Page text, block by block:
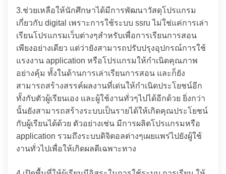
3.ช่วยเหลือให้นักศึกษาได้มีการพัฒนาวัสดุโปรแกรม
เกี่ยวกับ digital เพราะการใช้ระบบ ssru ไม่ใช่แค่การเล่า
เรียนโปรแกรมเว็บต่างๆสำหรับเพื่อการเรียนการสอน
เพียงอย่างเดียว แต่ว่ายังสามารถปรับปรุงอุปกรณ์การใช้
แรงงาน application หรือโปรแกรมให้กำเนิดคุณภาพ
อย่างคุ้ม ทั้งในด้านการเล่าเรียนการสอน และก็ยัง
สามารถสร้างสรรค์ผลงานที่เด่นให้กำเนิดประโยชน์อีก
ทั้งกับตัวผู้เรียนเอง และผู้ใช้งานทั่วๆไปได้อีกด้วย ยิ่งกว่า
นั้นยังสามารถสร้างระบบเป็นรายได้ให้เกิดคุณประโยชน์
กับผู้เรียนได้ด้วย ตัวอย่างเช่น มีการผลิตโปรแกรมหรือ
application รวมถึงระบบดิจิตอลต่างๆเผยแพร่ไปยังผู้ใช้
งานทั่วไปเพื่อให้เกิดผลดีเฉพาะทาง